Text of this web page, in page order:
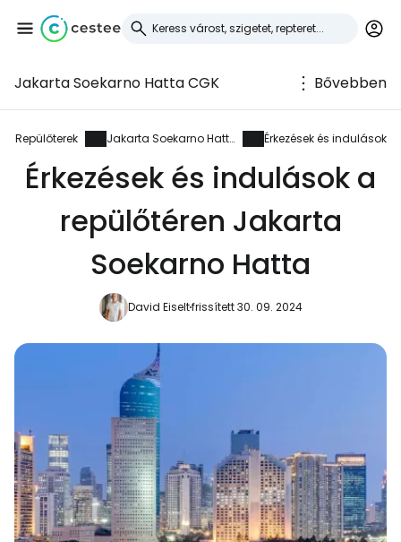
Jakarta Soekarno Hatta CGK Bővebben
Repülőterek Jakarta Soekarno Hatta Érkezések és indulások
Érkezések és indulások a
repülőtéren Jakarta
Soekarno Hatta
David Eiseltfrissített 30. 09. 2024
Bejelentkezés a
Cestee-be
... az utazási közösség világszerte
Folytatás a Facebookkal
Folytassa e-mailben